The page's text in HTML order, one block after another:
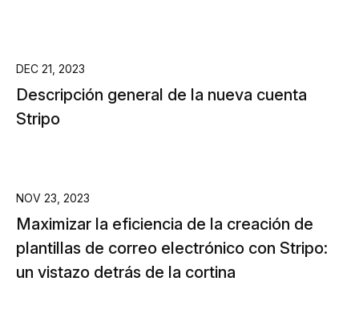
DEC 21, 2023
Descripción general de la nueva cuenta
Stripo
NOV 23, 2023
Maximizar la eficiencia de la creación de
plantillas de correo electrónico con Stripo:
un vistazo detrás de la cortina